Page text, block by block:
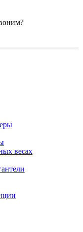
весах